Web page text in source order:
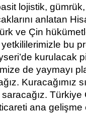
lojistik,
anlatan
ve Çin
bu
kurulacak
de yaymayı
Kuracağımız
ana